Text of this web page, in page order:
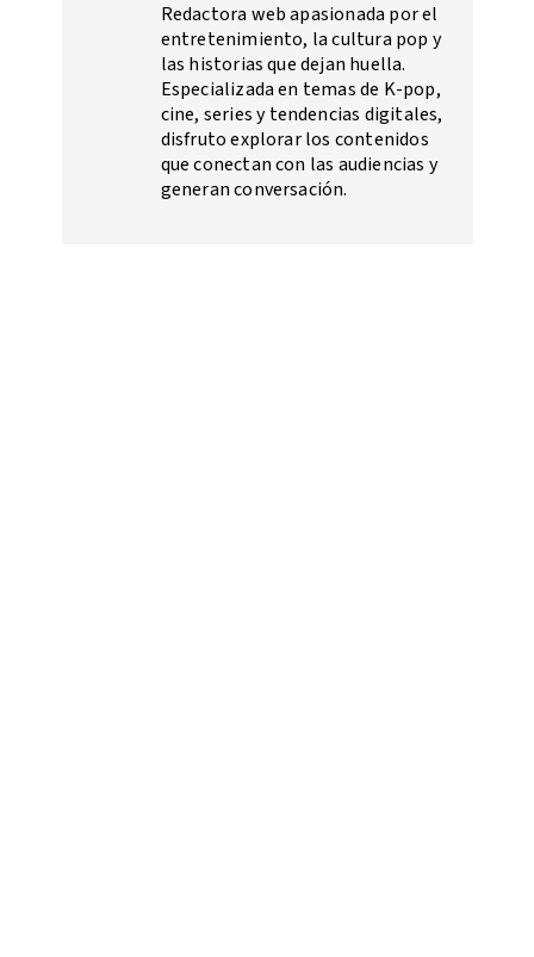
Redactora web apasionada por el
entretenimiento, la cultura pop y
las historias que dejan huella.
Especializada en temas de K-pop,
cine, series y tendencias digitales,
disfruto explorar los contenidos
que conectan con las audiencias y
generan conversación.